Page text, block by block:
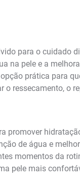
para o cuidado
na pele e a
prática para
ressecamento, o
de água e
momentos da
pele mais